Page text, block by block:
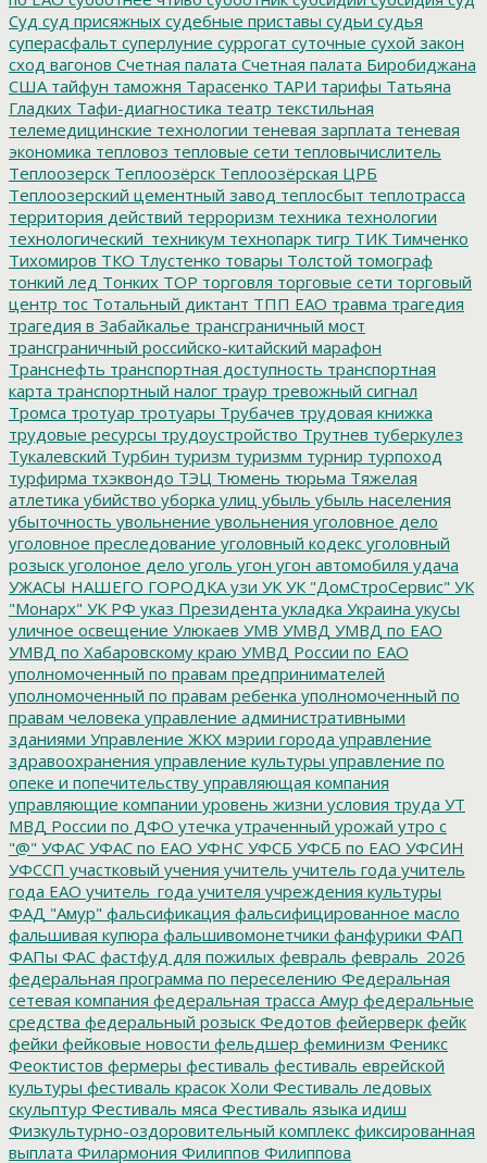
Суд суд присяжных судебные приставы судьи судья
суперасфальт суперлуние суррогат суточные сухой закон
сход вагонов Счетная палата Счетная палата Биробиджана
США тайфун таможня Тарасенко ТАРИ тарифы Татьяна
Гладких Тафи-диагностика театр текстильная
телемедицинские технологии теневая зарплата теневая
экономика тепловоз тепловые сети тепловычислитель
Теплоозерск Теплоозёрск Теплоозёрская ЦРБ
Теплоозерский цементный завод теплосбыт теплотрасса
территория действий терроризм техника технологии
технологический_техникум технопарк тигр ТИК Тимченко
Тихомиров ТКО Тлустенко товары Толстой томограф
тонкий лед Тонких ТОР торговля торговые сети торговый
центр тос Тотальный диктант ТПП ЕАО травма трагедия
трагедия в Забайкалье трансграничный мост
трансграничный российско-китайский марафон
Транснефть транспортная доступность транспортная
карта транспортный налог траур тревожный сигнал
Тромса тротуар тротуары Трубачев трудовая книжка
трудовые ресурсы трудоустройство Трутнев туберкулез
Тукалевский Турбин туризм туризмм турнир турпоход
турфирма тхэквондо ТЭЦ Тюмень тюрьма Тяжелая
атлетика убийство уборка улиц убыль убыль населения
убыточность увольнение увольнения уголовное дело
уголовное преследование уголовный кодекс уголовный
розыск уголоное дело уголь угон угон автомобиля удача
УЖАСЫ НАШЕГО ГОРОДКА узи УК УК "ДомСтроСервис" УК
"Монарх" УК РФ указ Президента укладка Украина укусы
уличное освещение Улюкаев УМВ УМВД УМВД по ЕАО
УМВД по Хабаровскому краю УМВД России по ЕАО
уполномоченный по правам предпринимателей
уполномоченный по правам ребенка уполномоченный по
правам человека управление административными
зданиями Управление ЖКХ мэрии города управление
здравоохранения управление культуры управление по
опеке и попечительству управляющая компания
управляющие компании уровень жизни условия труда УТ
МВД России по ДФО утечка утраченный урожай утро с
"@" УФАС УФАС по ЕАО УФНС УФСБ УФСБ по ЕАО УФСИН
УФССП участковый учения учитель учитель года учитель
года ЕАО учитель_года учителя учреждения культуры
ФАД "Амур" фальсификация фальсифицированное масло
фальшивая купюра фальшивомонетчики фанфурики ФАП
ФАПы ФАС фастфуд для пожилых февраль февраль_2026
федеральная программа по переселению Федеральная
сетевая компания федеральная трасса Амур федеральные
средства федеральный розыск Федотов фейерверк фейк
фейки фейковые новости фельдшер феминизм Феникс
Феоктистов фермеры фестиваль фестиваль еврейской
культуры фестиваль красок Холи Фестиваль ледовых
скульптур Фестиваль мяса Фестиваль языка идиш
Физкультурно-оздоровительный комплекс фиксированная
выплата Филармония Филиппов Филиппова